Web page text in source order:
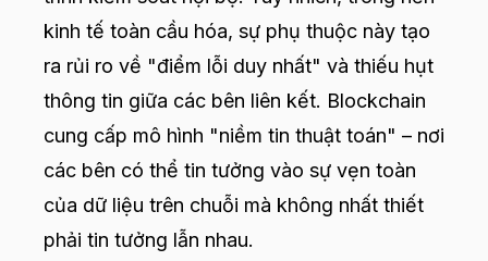
kinh tế toàn cầu hóa, sự phụ thuộc này tạo
ra rủi ro về "điểm lỗi duy nhất" và thiếu hụt
thông tin giữa các bên liên kết. Blockchain
cung cấp mô hình "niềm tin thuật toán" – nơi
các bên có thể tin tưởng vào sự vẹn toàn
của dữ liệu trên chuỗi mà không nhất thiết
phải tin tưởng lẫn nhau.